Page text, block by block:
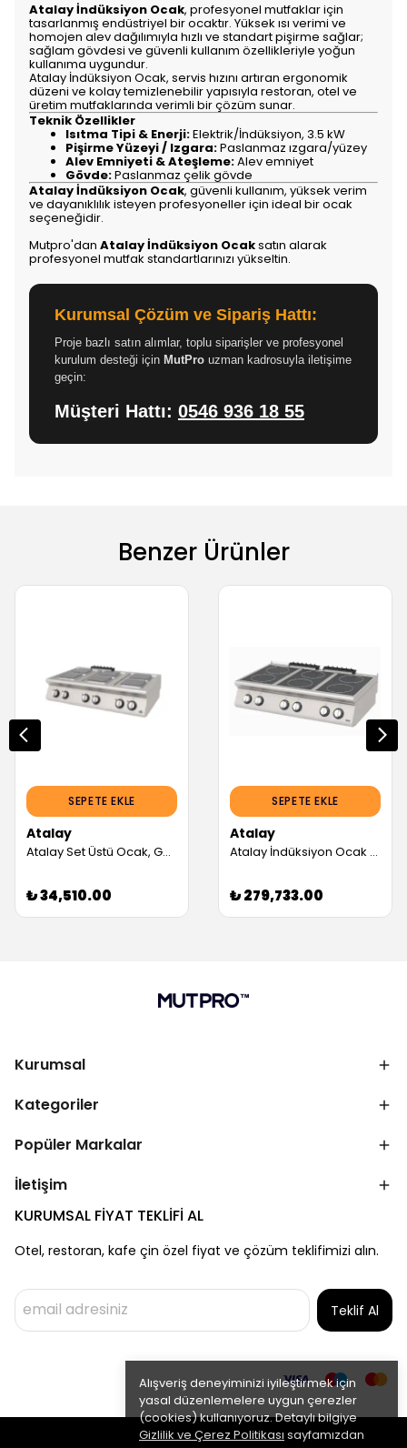
Alışveriş deneyiminizi iyileştirmek için
yasal düzenlemelere uygun çerezler
(cookies) kullanıyoruz. Detaylı bilgiye
Gizlilik ve Çerez Politikası sayfamızdan
Atalay İndüksiyon Ocak, profesyonel mutfaklar için
tasarlanmış endüstriyel bir ocaktır. Yüksek ısı verimi ve
homojen alev dağılımıyla hızlı ve standart pişirme sağlar;
sağlam gövdesi ve güvenli kullanım özellikleriyle yoğun
kullanıma uygundur.
Atalay İndüksiyon Ocak, servis hızını artıran ergonomik
düzeni ve kolay temizlenebilir yapısıyla restoran, otel ve
üretim mutfaklarında verimli bir çözüm sunar.
Teknik Özellikler
Isıtma Tipi & Enerji:Elektrik/İndüksiyon, 3.5 kW
Pişirme Yüzeyi / Izgara:Paslanmaz ızgara/yüzey
Alev Emniyeti & Ateşleme:Alev emniyet
Gövde:Paslanmaz çelik gövde
Atalay İndüksiyon Ocak, güvenli kullanım, yüksek verim
ve dayanıklılık isteyen profesyoneller için ideal bir ocak
seçeneğidir.
Mutpro'dan Atalay İndüksiyon Ocaksatın alarak
profesyonel mutfak standartlarınızı yükseltin.
Kurumsal Çözüm ve Sipariş Hattı:
Proje bazlı satın alımlar, toplu siparişler ve profesyonel
kurulum desteği için MutPro uzman kadrosuyla iletişime
geçin:
Müşteri Hattı: 0546 936 18 55
Benzer Ürünler
SEPETE EKLE
Atalay
Atalay Set Üstü Ocak, Gazlı, 40x73x30 (Servis Garantili)
₺ 34,510.00
SEPETE EKLE
Atalay
Atalay İndüksiyon Ocak (Servis Garantili)
₺ 279,733.00
Kurumsal
Kategoriler
Popüler Markalar
İletişim
KURUMSAL FİYAT TEKLİFİ AL
Otel, restoran, kafe çin özel fiyat ve çözüm teklifimizi alın.
Teklif Al